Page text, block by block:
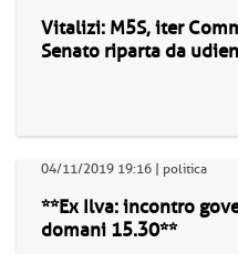
Vitalizi: M5S, iter
Senato riparta da
04/11/2019 19:16 | politica
**Ex Ilva: incontro
domani 15.30**